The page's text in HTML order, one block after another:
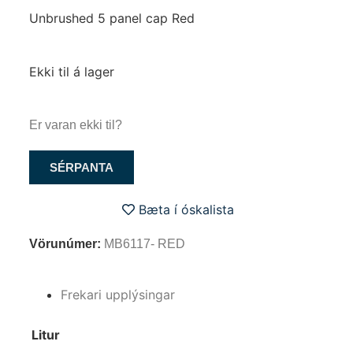
Unbrushed 5 panel cap Red
Ekki til á lager
Er varan ekki til?
SÉRPANTA
Bæta í óskalista
Vörunúmer: MB6117- RED
Frekari upplýsingar
Litur